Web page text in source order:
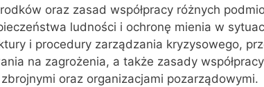
oraz zasad współpracy różnych
ludności i ochronę mienia w
i procedury zarządzania kryzysowego,
na zagrożenia, a także zasady
oraz organizacjami pozarządowymi.